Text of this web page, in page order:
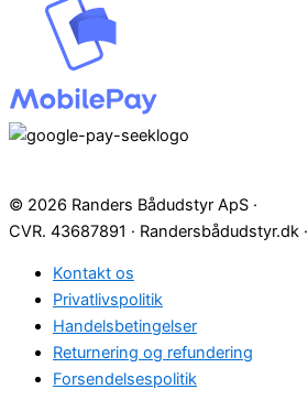
© 2026 Randers Bådudstyr ApS ·
CVR. 43687891 · Randersbådudstyr.dk ·
Kontakt os
Privatlivspolitik
Handelsbetingelser
Returnering og refundering
Forsendelsespolitik